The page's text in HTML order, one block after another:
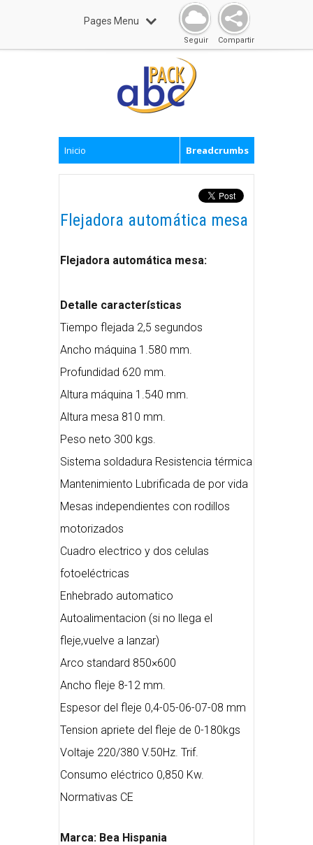
Pages Menu
Compartir
Seguir
Inicio Breadcrumbs
Flejadora automática mesa
Flejadora automática mesa:
Detalle características
Tiempo flejada 2,5 segundos
Ancho máquina 1.580 mm.
Profundidad 620 mm.
Altura máquina 1.540 mm.
Altura mesa 810 mm.
Peso neto 300 kgs.
Sistema soldadura Resistencia térmica
Mantenimiento Lubrificada de por vida
Mesas independientes con rodillos
motorizados
Cuadro electrico y dos celulas
fotoeléctricas
Enhebrado automatico
Autoalimentacion (si no llega el
fleje,vuelve a lanzar)
Arco standard 850×600
Ancho fleje 8-12 mm.
Espesor del fleje 0,4-05-06-07-08 mm
Tension apriete del fleje de 0-180kgs
Voltaje 220/380 V.50Hz. Trif.
Consumo eléctrico 0,850 Kw.
Normativas CE
Marca: Bea Hispania